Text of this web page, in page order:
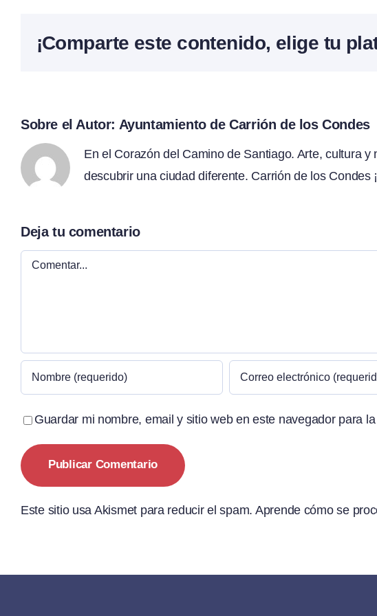
¡Comparte este contenido, elige tu
Sobre el Autor: Ayuntamiento de Carrión de los Condes
En el Corazón del Camino de Santiago. Arte, cultura
descubrir una ciudad diferente. Carrión de los Condes
Deja tu comentario
Comentar
Guardar mi nombre, email y sitio web en este navegador para
Este sitio usa Akismet para reducir el spam. Aprende cómo se